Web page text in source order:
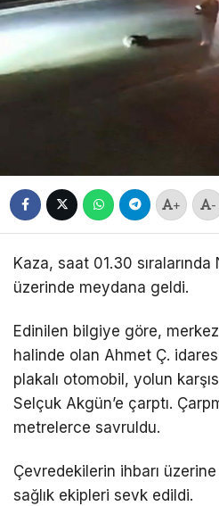
+ -
Kaza, saat 01.30
üzerinde meydana geldi.
Edinilen bilgiye göre,
halinde olan Ahmet Ç.
plakalı otomobil, yolun
Selçuk Akgün’e çarptı.
metrelerce savruldu.
Çevredekilerin ihbarı
sağlık ekipleri sevk edildi.